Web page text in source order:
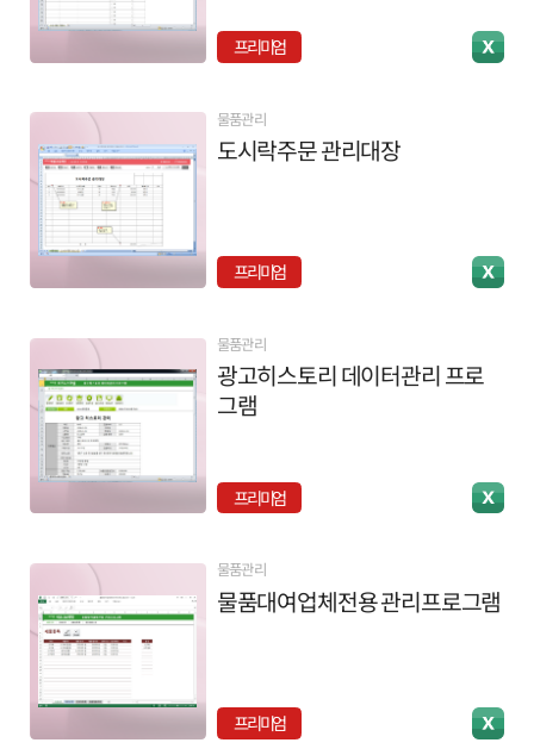
프리미엄
물품관리
도시락주문 관리대장
프리미엄
물품관리
광고히스토리 데이터관리 프로
그램
프리미엄
물품관리
물품대여업체전용 관리프로그램
프리미엄